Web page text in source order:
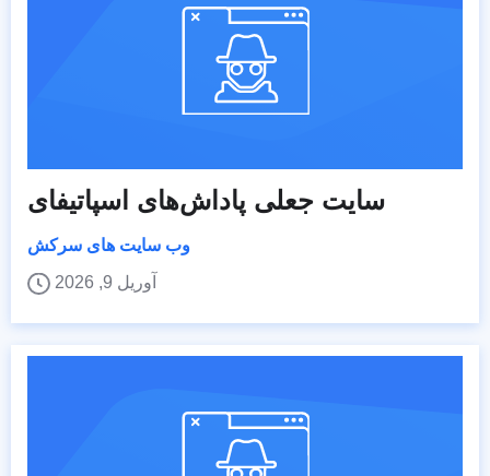
سایت جعلی پاداش‌های اسپاتیفای
وب سایت های سرکش
آوریل 9, 2026